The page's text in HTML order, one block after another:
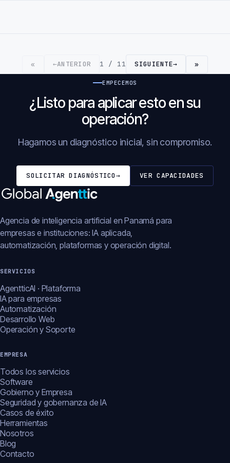
« ←ANTERIOR 1 / 11 SIGUIENTE→ »
EMPECEMOS
¿Listo para aplicar esto en su
operación?
Hagamos un diagnóstico inicial, sin compromiso.
SOLICITAR DIAGNÓSTICO→ VER CAPACIDADES
Agencia de inteligencia artificial en Panamá para
empresas e instituciones: IA aplicada,
automatización, plataformas y operación digital.
SERVICIOS
AgentticAI · Plataforma
IA para empresas
Automatización
Desarrollo Web
Operación y Soporte
EMPRESA
Todos los servicios
Software
Gobierno y Empresa
Seguridad y gobernanza de IA
Casos de éxito
Herramientas
Nosotros
Blog
Contacto